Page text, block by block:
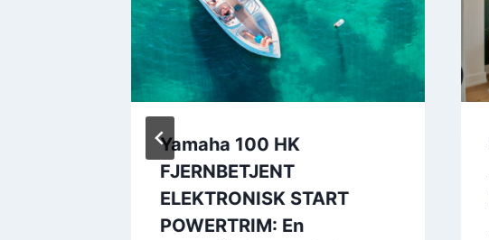
Yamaha 100 HK
FJERNBETJENT
ELEKTRONISK START
POWERTRIM: En